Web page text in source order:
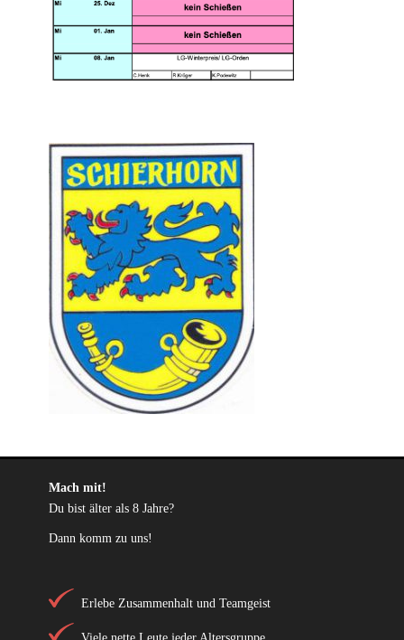
Mach mit!
Du bist älter als 8 Jahre?
Dann komm zu uns!
Erlebe Zusammenhalt und Teamgeist